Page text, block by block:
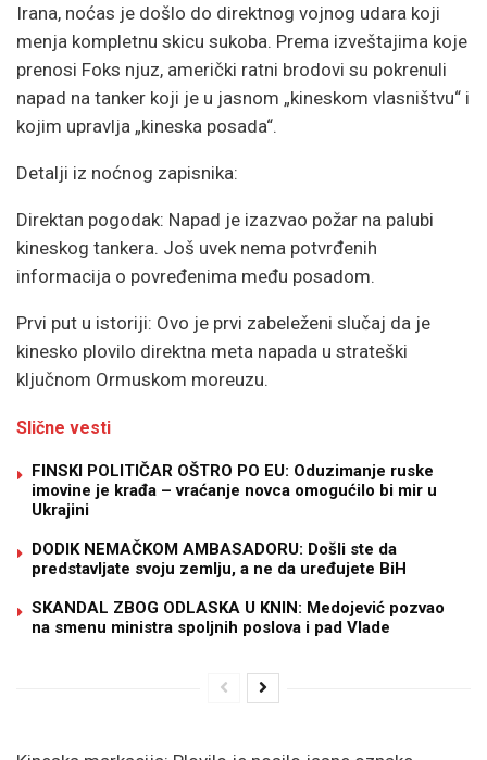
Irana, noćas je došlo do direktnog vojnog udara koji
menja kompletnu skicu sukoba. Prema izveštajima koje
prenosi Foks njuz, američki ratni brodovi su pokrenuli
napad na tanker koji je u jasnom „kineskom vlasništvu“ i
kojim upravlja „kineska posada“.
Detalji iz noćnog zapisnika:
Direktan pogodak: Napad je izazvao požar na palubi
kineskog tankera. Još uvek nema potvrđenih
informacija o povređenima među posadom.
Prvi put u istoriji: Ovo je prvi zabeleženi slučaj da je
kinesko plovilo direktna meta napada u strateški
ključnom Ormuskom moreuzu.
Slične vesti
FINSKI POLITIČAR OŠTRO PO EU: Oduzimanje ruske
imovine je krađa – vraćanje novca omogućilo bi mir u
Ukrajini
DODIK NEMAČKOM AMBASADORU: Došli ste da
predstavljate svoju zemlju, a ne da uređujete BiH
SKANDAL ZBOG ODLASKA U KNIN: Medojević pozvao
na smenu ministra spoljnih poslova i pad Vlade